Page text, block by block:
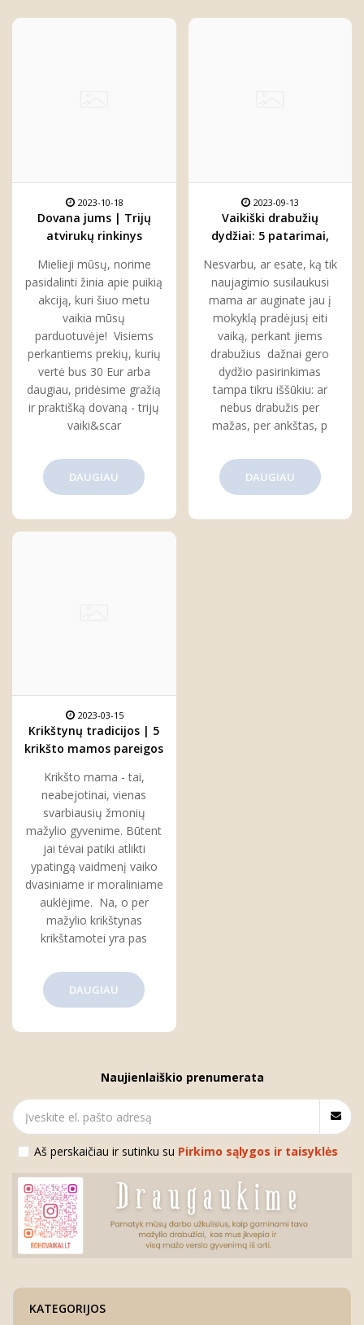
2023-10-18
Dovana jums | Trijų
atvirukų rinkinys
Mielieji mūsų, norime
pasidalinti žinia apie puikią
akciją, kuri šiuo metu
vaikia mūsų
parduotuvėje! Visiems
perkantiems prekių, kurių
vertė bus 30 Eur arba
daugiau, pridėsime gražią
ir praktišką dovaną - trijų
vaiki&scar
DAUGIAU
2023-09-13
Vaikiški drabužių
dydžiai: 5 patarimai,
pasirinkti
Nesvarbu, ar esate, ką tik
naujagimio susilaukusi
mama ar auginate jau į
mokyklą pradėjusį eiti
vaiką, perkant jiems
drabužius dažnai gero
dydžio pasirinkimas
tampa tikru iššūkiu: ar
nebus drabužis per
mažas, per ankštas, p
DAUGIAU
2023-03-15
Krikštynų tradicijos | 5
krikšto mamos pareigos
Krikšto mama - tai,
neabejotinai, vienas
svarbiausių žmonių
mažylio gyvenime. Būtent
jai tėvai patiki atlikti
ypatingą vaidmenį vaiko
dvasiniame ir moraliniame
auklėjime. Na, o per
mažylio krikštynas
krikštamotei yra pas
DAUGIAU
Naujienlaiškio prenumerata
Aš perskaičiau ir sutinku su Pirkimo sąlygos ir taisyklės
KATEGORIJOS